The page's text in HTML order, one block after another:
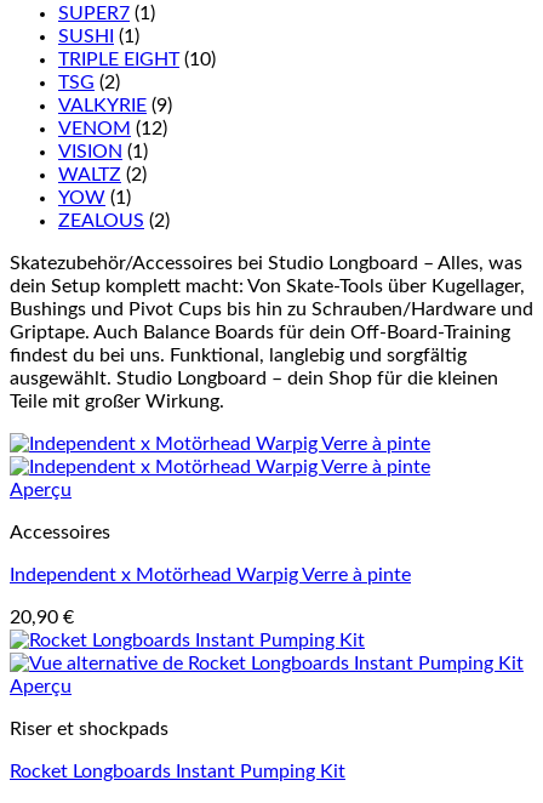
SUPER7 (1)
SUSHI
(1)
TRIPLE EIGHT (10)
TSG (2)
VALKYRIE (9)
VENOM (12)
VISION (1)
WALTZ (2)
YOW (1)
ZEALOUS (2)
Skatezubehör/Accessoires bei Studio Longboard – Alles, was
dein Setup komplett macht: Von Skate-Tools über Kugellager,
Bushings und Pivot Cups bis hin zu Schrauben/Hardware und
Griptape. Auch Balance Boards für dein Off-Board-Training
findest du bei uns. Funktional, langlebig und sorgfältig
ausgewählt. Studio Longboard – dein Shop für die kleinen
Teile mit großer Wirkung.
Aperçu
Accessoires
Independent x Motörhead Warpig Verre à pinte
20,90 €
Aperçu
Riser et shockpads
Rocket Longboards Instant Pumping Kit